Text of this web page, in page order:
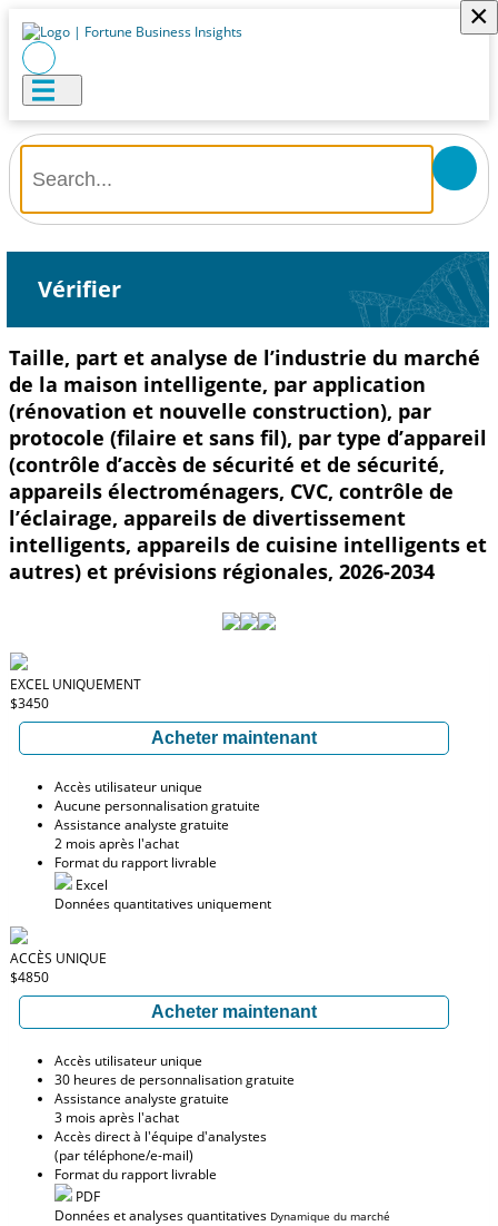
×
Vérifier
Taille, part et analyse de l’industrie du marché
de la maison intelligente, par application
(rénovation et nouvelle construction), par
protocole (filaire et sans fil), par type d’appareil
(contrôle d’accès de sécurité et de sécurité,
appareils électroménagers, CVC, contrôle de
l’éclairage, appareils de divertissement
intelligents, appareils de cuisine intelligents et
autres) et prévisions régionales, 2026-2034
EXCEL UNIQUEMENT
$3450
Acheter maintenant
Accès utilisateur unique
Aucune personnalisation gratuite
Assistance analyste gratuite
2 mois après l'achat
Format du rapport livrable
Excel
Données quantitatives uniquement
ACCÈS UNIQUE
$4850
Acheter maintenant
Accès utilisateur unique
30 heures de personnalisation gratuite
Assistance analyste gratuite
3 mois après l'achat
Accès direct à l'équipe d'analystes
(par téléphone/e-mail)
Format du rapport livrable
PDF
Données et analyses quantitatives Dynamique du marché